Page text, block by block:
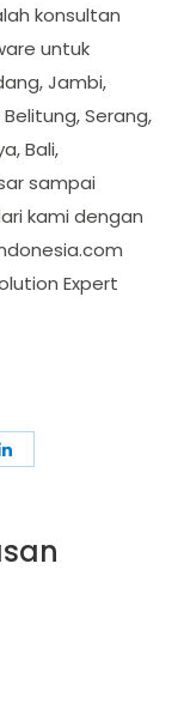
konsultan
untuk
Jambi,
Serang,
Bali,
sampai
kami dengan
Expert